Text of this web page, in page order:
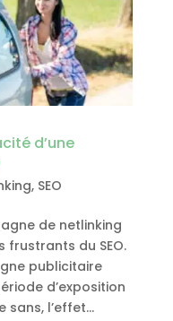
d’une
, SEO
de netlinking
frustrants du SEO.
publicitaire
d’exposition
l’effet...